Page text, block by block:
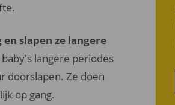
slapen ze langere
langere periodes
doorslapen. Ze doen
op gang.